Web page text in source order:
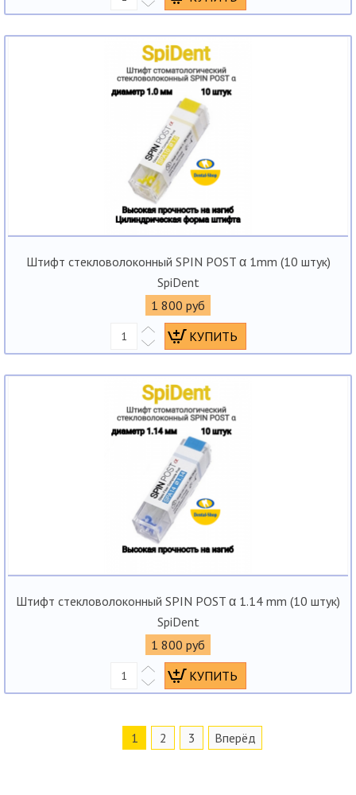
Штифт стекловолоконный SPIN POST α 1mm (10 штук)
SpiDent
1 800 руб
Штифт стекловолоконный SPIN POST α 1.14 mm (10 штук)
SpiDent
1 800 руб
1 2 3 Вперёд